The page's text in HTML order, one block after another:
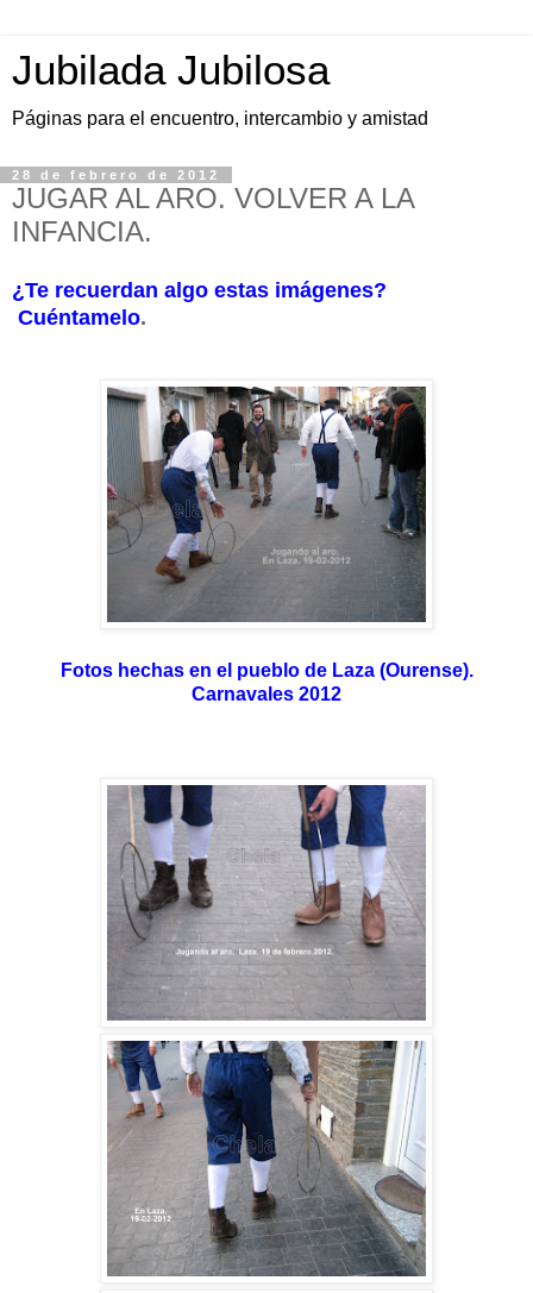
Jubilada Jubilosa
Páginas para el encuentro, intercambio y amistad
28 de febrero de 2012
JUGAR AL ARO. VOLVER A LA
INFANCIA.
¿Te recuerdan algo estas imágenes?
Cuéntamelo.
Fotos hechas en el pueblo de Laza (Ourense).
Carnavales 2012